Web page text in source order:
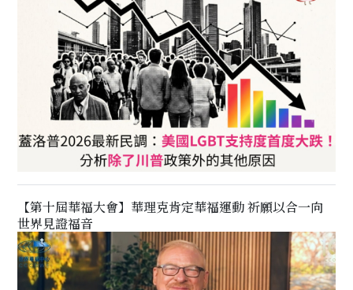
【第十屆華福大會】華理克肯定華福運動 祈願以合一向
世界見證福音